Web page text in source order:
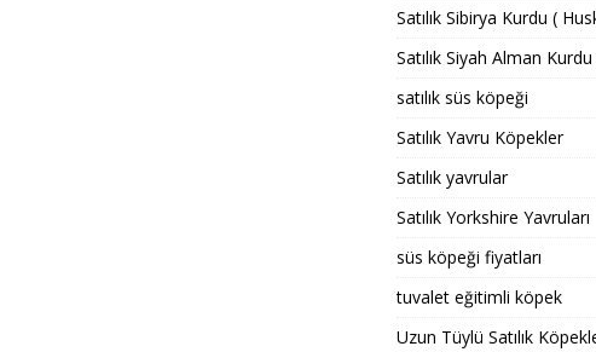
Satılık Sibirya Kurdu (
Satılık Siyah Alman Kurdu
satılık süs köpeği
Satılık Yavru Köpekler
Satılık yavrular
Satılık Yorkshire Yavruları
süs köpeği fiyatları
tuvalet eğitimli köpek
Uzun Tüylü Satılık